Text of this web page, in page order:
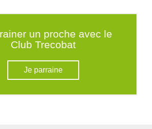
un proche avec le
Club Trecobat
Je parraine